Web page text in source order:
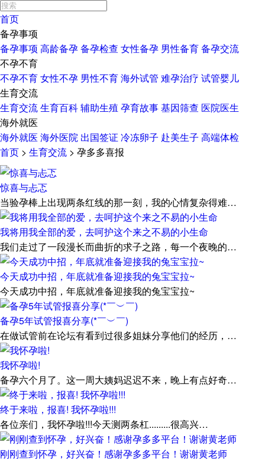
首页
备孕事项
备孕事项 高龄备孕备孕检查 女性备孕 男性备育备孕交流
不孕不育
不孕不育女性不孕 男性不育海外试管 难孕治疗 试管婴儿
生育交流
生育交流生育百科辅助生殖 孕育故事基因筛查 医院医生
海外就医
海外就医 海外医院 出国签证 冷冻卵子 赴美生子 高端体检
首页 > 生育交流 > 孕多多喜报
惊喜与忐忑
当验孕棒上出现两条红线的那一刻，我的心情复杂得难…
我将用我全部的爱，去呵护这个来之不易的小生命
我们走过了一段漫长而曲折的求子之路，每一个夜晚的…
今天成功中招，年底就准备迎接我的兔宝宝拉~
今天成功中招，年底就准备迎接我的兔宝宝拉~
备孕5年试管报喜分享(*￣︶￣)
在做试管前在论坛有看到过很多姐妹分享他们的经历，…
我怀孕啦!
备孕六个月了。这一周大姨妈迟迟不来，晚上有点好奇…
终于来啦，报喜! 我怀孕啦!!!
各位亲们，我怀孕啦!!!今天测两条杠.........很高兴…
刚刚查到怀孕，好兴奋！感谢孕多多平台！谢谢黄老师